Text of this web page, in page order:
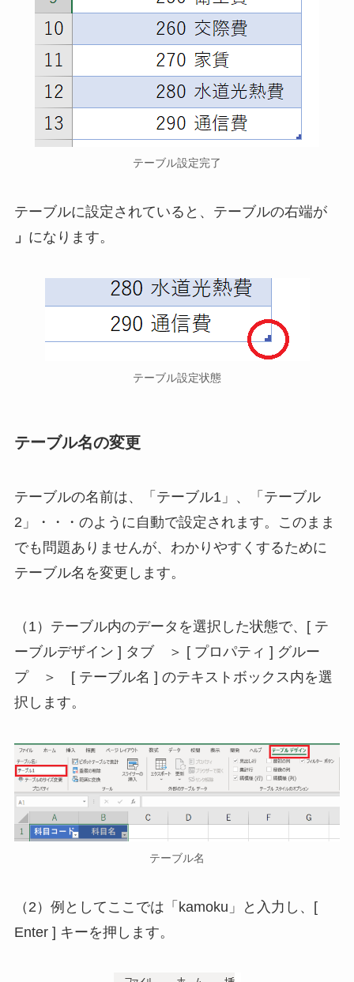
テーブル設定完了
テーブルに設定されていると、テーブルの右端が
」 になります。
テーブル設定状態
テーブル名の変更
テーブルの名前は、「テーブル1」、「テーブル
2」・・・のように自動で設定されます。このまま
でも問題ありませんが、わかりやすくするために
テーブル名を変更します。
（1）テーブル内のデータを選択した状態で、[ テ
ーブルデザイン ] タブ ＞ [ プロパティ ] グルー
プ ＞ [ テーブル名 ] のテキストボックス内を選
択します。
テーブル名
（2）例としてここでは「kamoku」と入力し、[
Enter ] キーを押します。